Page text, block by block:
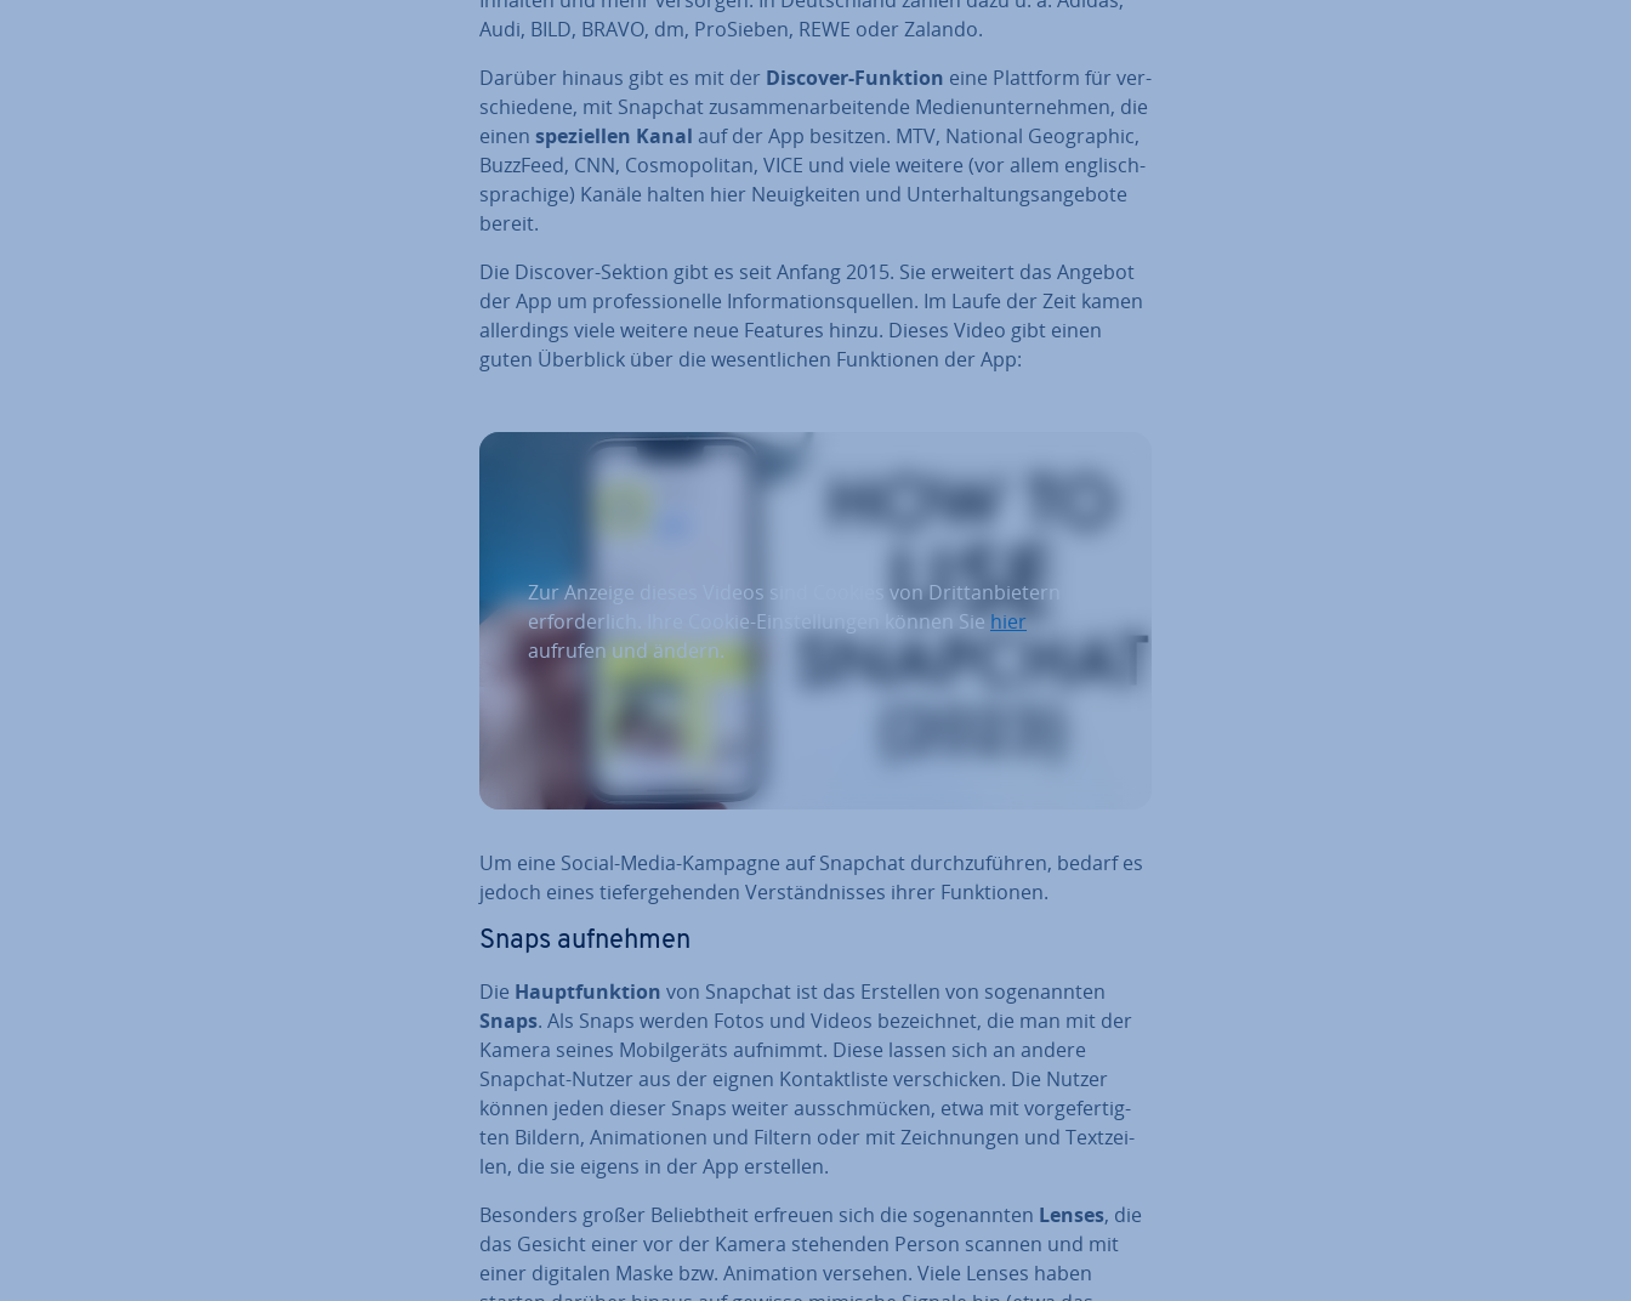
Audi, BILD, BRAVO, dm, ProSieben, REWE oder Zalando.
Darüber hinaus gibt es mit der Discover-Funktion eine Plattform für ver­
schie­de­ne, mit Snapchat zu­sam­men­ar­bei­ten­de Me­di­en­un­ter­neh­men, die
einen spe­zi­el­len Kanal auf der App besitzen. MTV, National Geo­gra­phic,
BuzzFeed, CNN, Cos­mo­po­li­tan, VICE und viele weitere (vor allem eng­lisch­
spra­chi­ge) Kanäle halten hier Neu­ig­kei­ten und Un­ter­hal­tungs­an­ge­bo­te
bereit.
Die Discover-Sektion gibt es seit Anfang 2015. Sie erweitert das Angebot
der App um pro­fes­sio­nel­le In­for­ma­ti­ons­quel­len. Im Laufe der Zeit kamen
al­ler­dings viele weitere neue Features hinzu. Dieses Video gibt einen
guten Überblick über die we­sent­li­chen Funk­tio­nen der App:
Zur Anzeige dieses Videos sind Cookies von Drittanbietern
erforderlich. Ihre Cookie-Einstellungen können Sie hier
aufrufen und ändern.
Um eine Social-Media-Kampagne auf Snapchat durch­zu­füh­ren, bedarf es
jedoch eines tie­fer­ge­hen­den Ver­ständ­nis­ses ihrer Funk­tio­nen.
Snaps aufnehmen
Die Haupt­funk­ti­on von Snapchat ist das Erstellen von so­ge­nann­ten
Snaps. Als Snaps werden Fotos und Videos be­zeich­net, die man mit der
Kamera seines Mo­bil­ge­räts aufnimmt. Diese lassen sich an andere
Snapchat-Nutzer aus der eignen Kon­takt­lis­te ver­schi­cken. Die Nutzer
können jeden dieser Snaps weiter aus­schmü­cken, etwa mit vor­ge­fer­tig­
ten Bildern, Ani­ma­tio­nen und Filtern oder mit Zeich­nun­gen und Text­zei­
len, die sie eigens in der App erstellen.
Besonders großer Be­liebt­heit erfreuen sich die so­ge­nann­ten Lenses, die
das Gesicht einer vor der Kamera stehenden Person scannen und mit
einer digitalen Maske bzw. Animation versehen. Viele Lenses haben